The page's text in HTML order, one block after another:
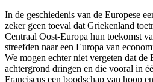
In de geschiedenis van de Europese
zeker geen toeval dat Griekenland
Centraal Oost-Europa hun toekomst
streefden naar een Europa van
We mogen echter niet vergeten dat
achtergrond dringen en die vooral in
Franciscus een boodschap van hoop